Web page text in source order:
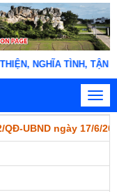
TÌNH, TẬN TỤY,
QĐ-UBND ngày 17/6/